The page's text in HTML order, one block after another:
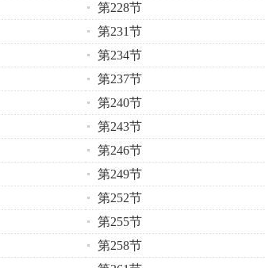
第228节
第231节
第234节
第237节
第240节
第243节
第246节
第249节
第252节
第255节
第258节